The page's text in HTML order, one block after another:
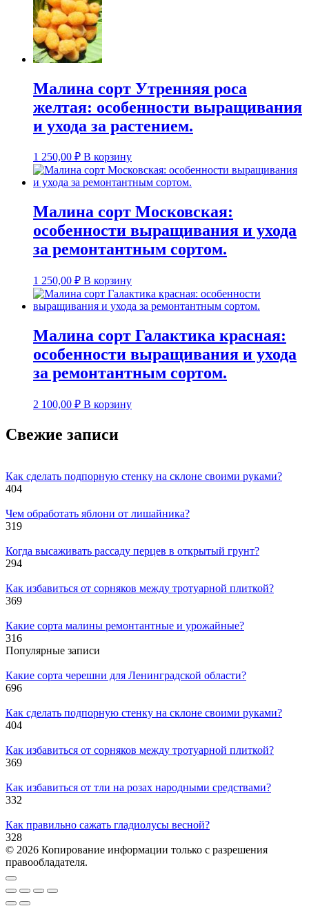
Малина сорт Утренняя роса
желтая: особенности выращивания
и ухода за растением.
1 250,00 ₽ В корзину
Малина сорт Московская:
особенности выращивания и ухода
за ремонтантным сортом.
1 250,00 ₽ В корзину
Малина сорт Галактика красная:
особенности выращивания и ухода
за ремонтантным сортом.
2 100,00 ₽ В корзину
Свежие записи
Как сделать подпорную стенку на склоне своими руками?
404
Чем обработать яблони от лишайника?
319
Когда высаживать рассаду перцев в открытый грунт?
294
Как избавиться от сорняков между тротуарной плиткой?
369
Какие сорта малины ремонтантные и урожайные?
316
Популярные записи
Какие сорта черешни для Ленинградской области?
696
Как сделать подпорную стенку на склоне своими руками?
404
Как избавиться от сорняков между тротуарной плиткой?
369
Как избавиться от тли на розах народными средствами?
332
Как правильно сажать гладиолусы весной?
328
© 2026 Копирование информации только с разрешения
правообладателя.